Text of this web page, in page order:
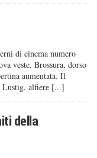
di cinema numero
veste. Brossura, dorso
aumentata. Il
Lustig, alfiere [...]
della